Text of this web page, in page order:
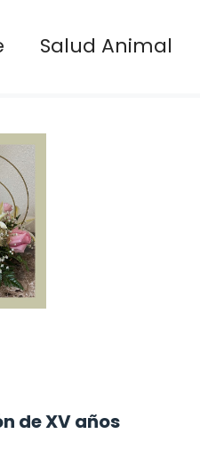
Salud Animal
de XV años